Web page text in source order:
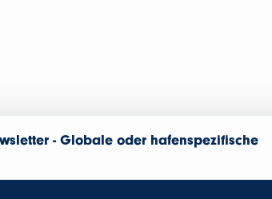
- Globale oder hafenspezifische